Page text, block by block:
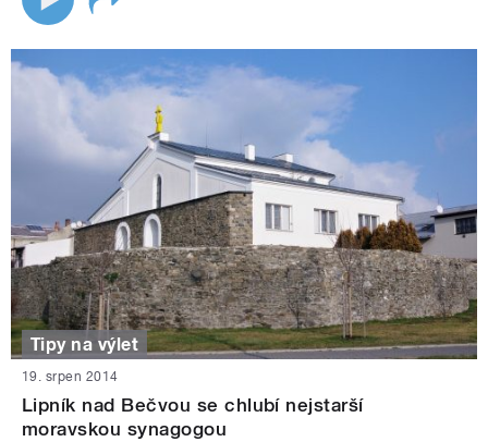
Tipy na výlet
19. srpen 2014
Lipník nad Bečvou se chlubí nejstarší
moravskou synagogou